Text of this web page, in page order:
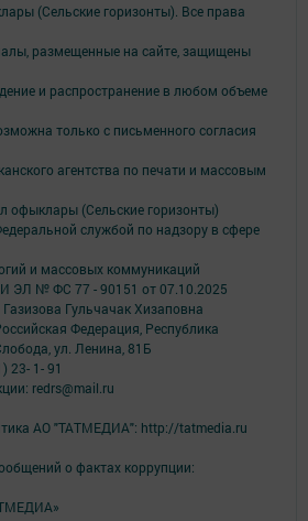
(Сельские горизонты). Все права
размещенные на сайте, защищены
и распространение в любом объеме
только с письменного согласия
агентства по печати и массовым
(Сельские горизонты)
службой по надзору в сфере
и массовых коммуникаций
ЭЛ № ФС 77 - 90151 от 07.10.2025
Гульчачак Хизаповна
Федерация, Республика
ул. Ленина, 81Б
23- 1- 91
redrs@mail.ru
АО "ТАТМЕДИА": http://tatmedia.ru
о фактах коррупции: